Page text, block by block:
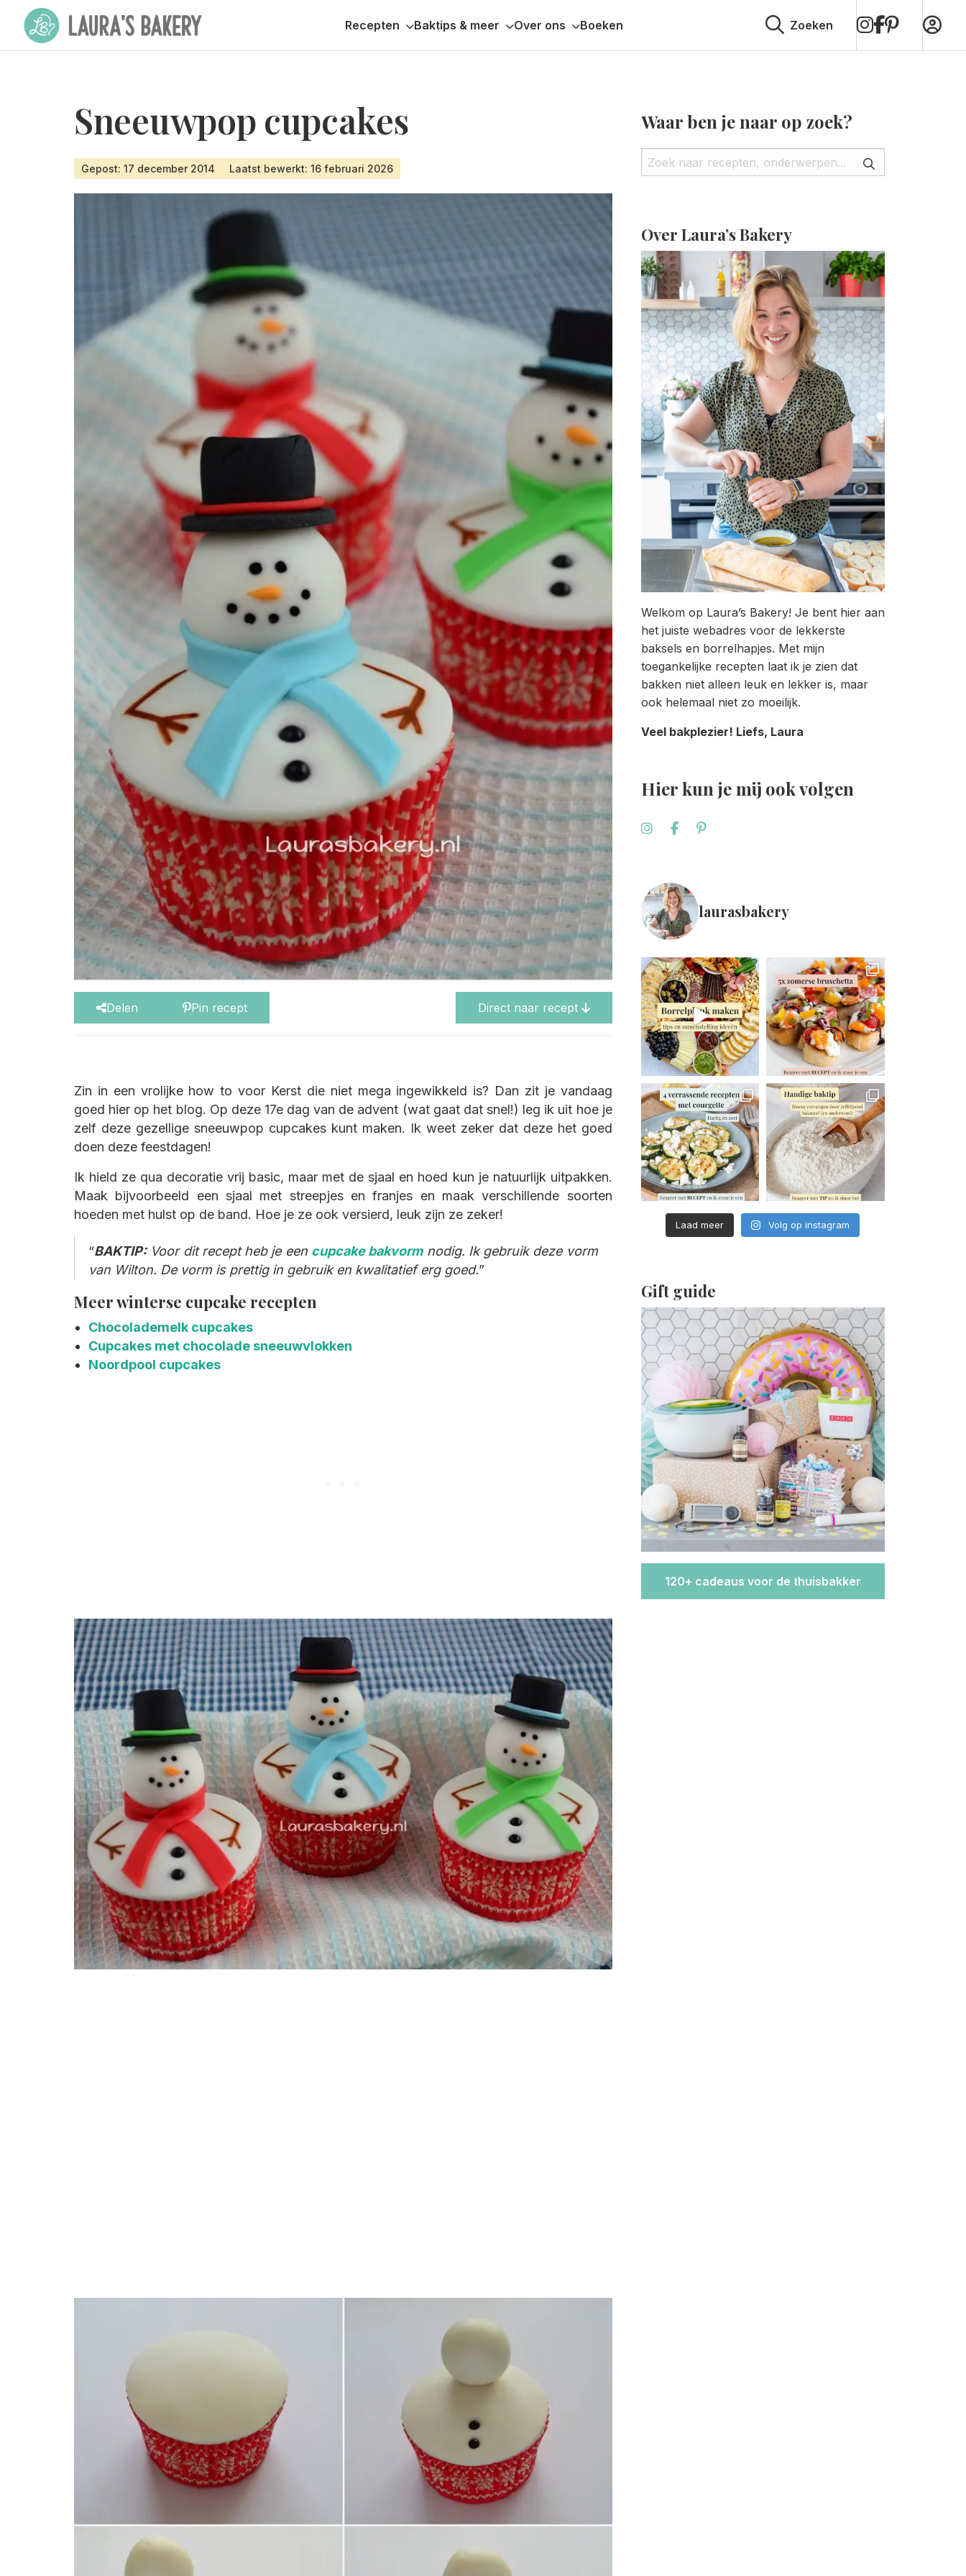
Recepten Baktips & meer Over ons Boeken Zoeken
op
Instagram
op
Facebook
op
Pinterest
Sneeuwpop cupcakes
Gepost: 17 december 2014 Laatst bewerkt: 16 februari 2026
Delen Pin recept Direct naar recept
Zin in een vrolijke how to voor Kerst die niet mega ingewikkeld is? Dan zit je vandaag
goed hier op het blog. Op deze 17e dag van de advent (wat gaat dat snel!) leg ik uit hoe je
zelf deze gezellige sneeuwpop cupcakes kunt maken. Ik weet zeker dat deze het goed
doen deze feestdagen!
Ik hield ze qua decoratie vrij basic, maar met de sjaal en hoed kun je natuurlijk uitpakken.
Maak bijvoorbeeld een sjaal met streepjes en franjes en maak verschillende soorten
hoeden met hulst op de band. Hoe je ze ook versierd, leuk zijn ze zeker!
BAKTIP:Voor dit recept heb je een cupcake bakvormnodig. Ik gebruik deze vorm
van Wilton. De vorm is prettig in gebruik en kwalitatief erg goed.
Meer winterse cupcake recepten
Chocolademelk cupcakes
Cupcakes met chocolade sneeuwvlokken
Noordpool cupcakes
Waar ben je naar op zoek?
Over Laura’s Bakery
Welkom op Laura’s Bakery! Je bent hier aan
het juiste webadres voor de lekkerste
baksels en borrelhapjes. Met mijn
toegankelijke recepten laat ik je zien dat
bakken niet alleen leuk en lekker is, maar
ook helemaal niet zo moeilijk.
Veel bakplezier! Liefs, Laura
Hier kun je mij ook volgen
laurasbakery
Laad meer Volg op instagram
Gift guide
120+ cadeaus voor de thuisbakker